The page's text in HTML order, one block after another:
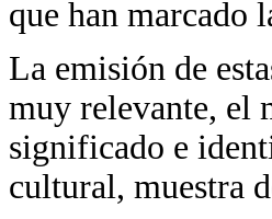
que han marcado
La emisión de
muy relevante, el
significado e
cultural, muestra